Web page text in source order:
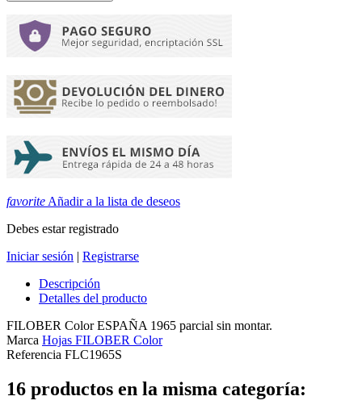
favorite Añadir a la lista de deseos
Debes estar registrado
Iniciar sesión | Registrarse
Descripción
Detalles del producto
FILOBER Color ESPAÑA 1965 parcial sin montar.
Marca Hojas FILOBER Color
Referencia FLC1965S
16 productos en la misma categoría: